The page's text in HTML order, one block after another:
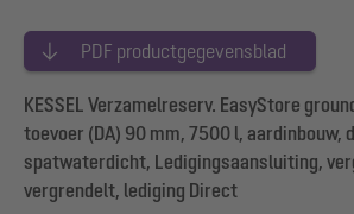
PDF productgegevensblad
KESSEL Verzamelreserv. EasyStore
toevoer (DA) 90 mm, 7500 l, aardinbouw,
spatwaterdicht, Ledigingsaansluiting,
vergrendelt, lediging Direct